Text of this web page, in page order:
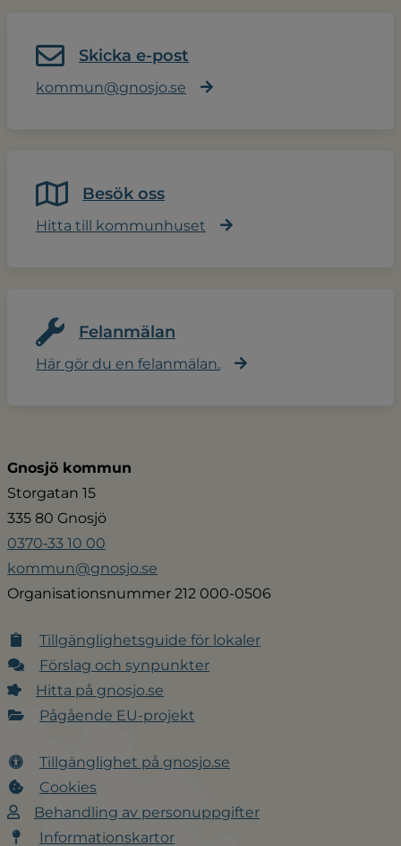
Skicka e-post
kommun@gnosjo.se
Besök oss
Hitta till kommunhuset
Felanmälan
Här gör du en felanmälan.
Gnosjö kommun
Storgatan 15
335 80 Gnosjö
0370‑33 10 00
kommun@gnosjo.se
Organisationsnummer 212 000-0506
Tillgänglighetsguide för lokaler
Förslag och synpunkter
Hitta på gnosjo.se
Pågående EU-projekt
Tillgänglighet på gnosjo.se
Cookies
Behandling av personuppgifter
Informationskartor